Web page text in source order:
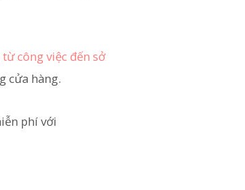
công việc đến sở
cửa hàng.
phí với